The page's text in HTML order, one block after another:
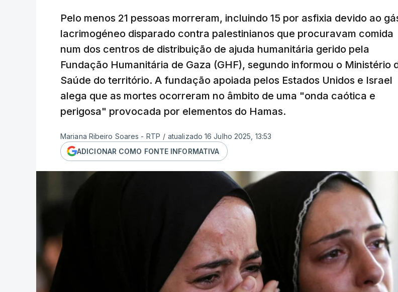
Pelo menos 21 pessoas morreram, incluindo 15 por asfixia devido ao
lacrimogéneo disparado contra palestinianos que procuravam comida
num dos centros de distribuição de ajuda humanitária gerido pela
Fundação Humanitária de Gaza (GHF), segundo informou o Ministério
Saúde do território. A fundação apoiada pelos Estados Unidos e Israel
alega que as mortes ocorreram no âmbito de uma "onda caótica e
perigosa" provocada por elementos do Hamas.
Mariana Ribeiro Soares - RTP / atualizado 16 Julho 2025, 13:53
ADICIONAR COMO FONTE INFORMATIVA